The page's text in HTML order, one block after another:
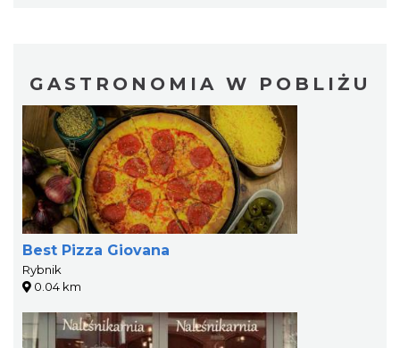
GASTRONOMIA W POBLIŻU
Best Pizza Giovana
Rybnik
0.04 km